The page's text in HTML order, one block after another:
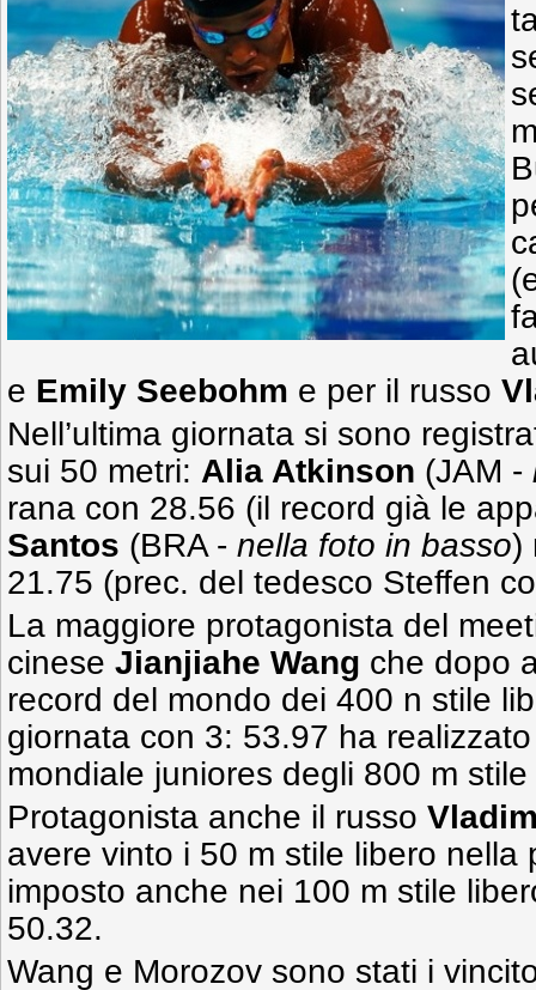
e Emily Seebohm e per il russo
Nell’ultima giornata si sono
sui 50 metri: Alia Atkinson (JAM -
rana con 28.56 (il record già le
Santos (BRA - nella foto in basso)
21.75 (prec. del tedesco Steffen
La maggiore protagonista del
cinese Jianjiahe Wang che dopo
record del mondo dei 400 n stile
giornata con 3: 53.97 ha
mondiale juniores degli 800 m
Protagonista anche il russo
avere vinto i 50 m stile libero nella
imposto anche nei 100 m stile
50.32.
Wang e Morozov sono stati i